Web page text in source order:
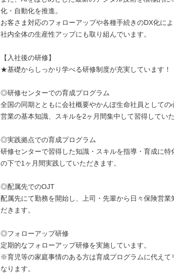
化・自動化を推進。
お客さま対応のフォローアップや各種手続きのDX化に
社内全体の生産性アップにも取り組んでいます。
【入社後の研修】
★基礎からしっかり学べる研修制度が充実しています！
◎研修センターでの育成プログラム
全国の同期とともに会社概要やかんぽ生命社員としての
営業の基本知識、スキルを2ヶ月間集中して習得していた
◎実践拠点での育成プログラム
研修センターで習得した知識・スキルを指導・育成に特
の下で1ヶ月間実践していただきます。
◎配属先でのOJT
配属先にて勤務を開始し、上司・先輩から日々保険営業
だきます。
◎フォローアップ研修
定期的なフォローアップ研修を実施しています。
※育児等の家庭事情のある方は育成プログラムに代えて
なります。